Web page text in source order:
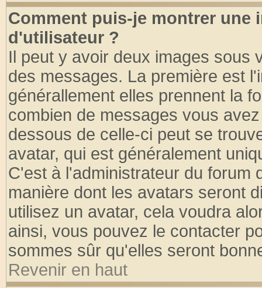
Comment puis-je montrer une
d'utilisateur ?
Il peut y avoir deux images sous
des messages. La première est
générallement elles prennent la
combien de messages vous
dessous de celle-ci peut se
avatar, qui est généralement
C'est à l'administrateur du forum
manière dont les avatars seront
utilisez un avatar, cela voudra
ainsi, vous pouvez le contacter
sommes sûr qu'elles seront
Revenir en haut